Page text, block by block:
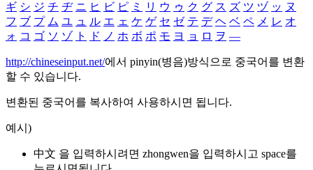
ギ シ ジ チ ヂ ニ ヒ ビ ピ ミ リ ウ ゥ ク グ ス ズ ツ ヅ ッ ヌ
フ ブ プ ム ユ ュ ル エ ェ ケ ゲ セ ゼ テ デ ヘ ベ ペ メ レ オ
ォ コ ゴ ソ ゾ ト ド ノ ホ ボ ポ モ ヨ ョ ロ ヲ ―
http://chineseinput.net/에서 pinyin(병음)방식으로 중국어를 변환
할 수 있습니다.
변환된 중국어를 복사하여 사용하시면 됩니다.
예시)
中文 을 입력하시려면 zhongwen을 입력하시고 space를